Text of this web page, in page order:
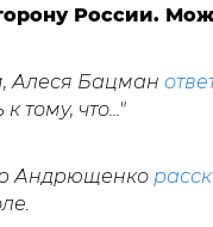
России.
Алеся Бацман
к тому, что..."
Андрющенко